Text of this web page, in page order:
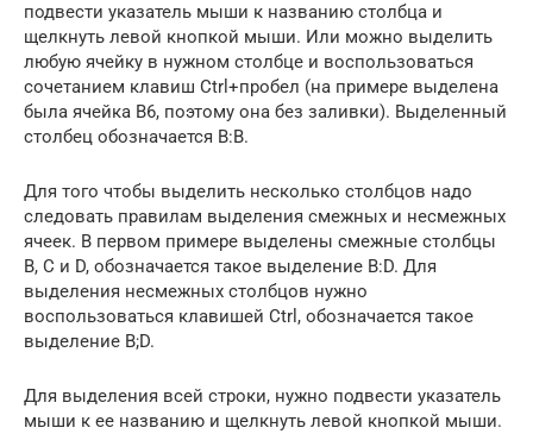
подвести указатель мыши к названию столбца и
щелкнуть левой кнопкой мыши. Или можно выделить
любую ячейку в нужном столбце и воспользоваться
сочетанием клавиш Ctrl+пробел (на примере выделена
была ячейка B6, поэтому она без заливки). Выделенный
столбец обозначается B:B.
Для того чтобы выделить несколько столбцов надо
следовать правилам выделения смежных и несмежных
ячеек. В первом примере выделены смежные столбцы
B, C и D, обозначается такое выделение B:D. Для
выделения несмежных столбцов нужно
воспользоваться клавишей Ctrl, обозначается такое
выделение B;D.
Для выделения всей строки, нужно подвести указатель
мыши к ее названию и щелкнуть левой кнопкой мыши.